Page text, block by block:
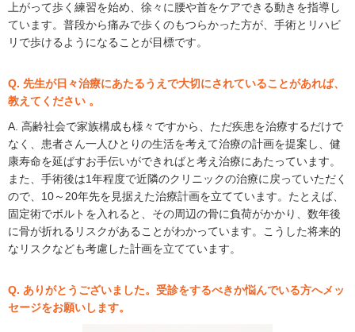
上がって歩く練習を始め、徐々に腰や首をケアできる動きを指導し
ています。普段から痛みで歩くのもつらかった方が、手術とリハビ
リで歩けるようになることが目標です。
Q. 先生が日々治療にあたるうえで大切にされていることがあれば、
教えてください 。
A. 高齢社会で家族構成も様々ですから、ただ疾患を治療するだけで
なく、患者さん一人ひとりの生活を考えて治療の計画を提案し、健
康寿命を延ばすお手伝いができればと考え治療にあたっています。
また、手術後は1年程度で近隣のクリニックの治療に戻っていただく
ので、10～20年先を見据えた治療計画を立てています。たとえば、
固定術でボルトを入れると、その周辺の骨に負荷がかかり、数年後
に骨が折れるリスクがあることがわかっています。こうした将来的
なリスクなども考慮した計画を立てています。
Q. ありがとうございました。受診をするべきか悩んでいる方へメッ
セージをお願いします。